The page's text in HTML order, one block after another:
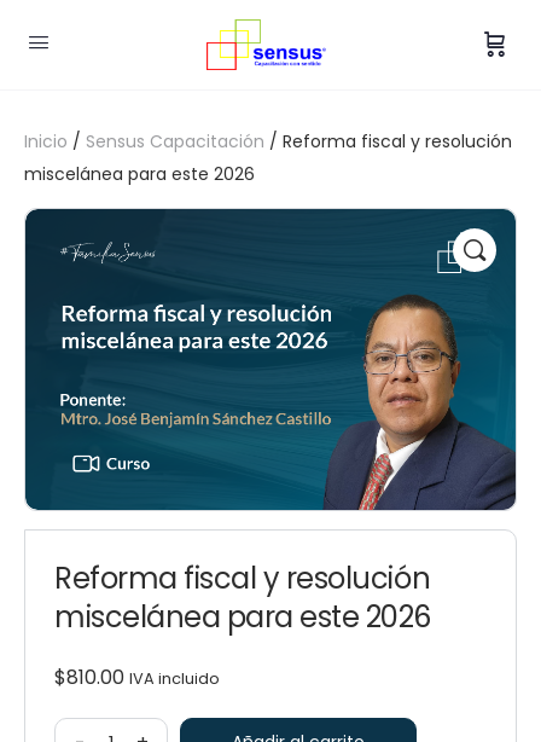
Inicio / Sensus Capacitación / Reforma fiscal y resolución
miscelánea para este 2026
Reforma fiscal y resolución
miscelánea para este 2026
$810.00 IVA incluido